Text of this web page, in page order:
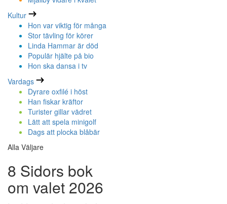
Kultur
Hon var viktig för många
Stor tävling för körer
Linda Hammar är död
Populär hjälte på bio
Hon ska dansa i tv
Vardags
Dyrare oxfilé i höst
Han fiskar kräftor
Turister gillar vädret
Lätt att spela minigolf
Dags att plocka blåbär
Alla Väljare
8 Sidors bok
om valet 2026